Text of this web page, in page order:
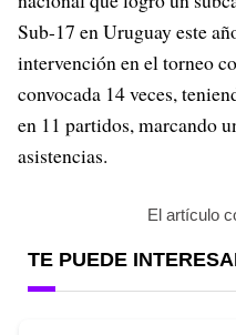
Sub-17 en Uruguay este
intervención en el torneo
convocada 14 veces,
en 11 partidos, marcando
asistencias.
El artículo
TE PUEDE